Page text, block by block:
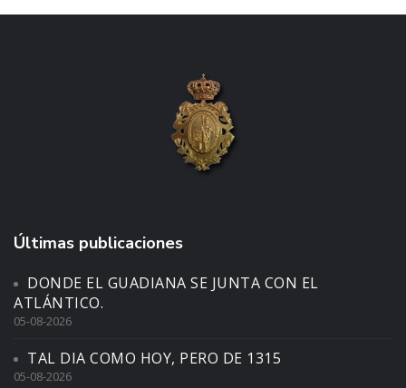
Últimas publicaciones
DONDE EL GUADIANA SE JUNTA CON EL
ATLÁNTICO.
05-08-2026
TAL DIA COMO HOY, PERO DE 1315
05-08-2026